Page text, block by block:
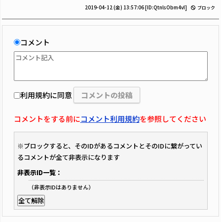
2019-04-12 (金) 13:57:06[ID:QtnlsObm4vI] ブロック
コメント
利用規約に同意
コメントをする前にコメント利用規約を参照してください
※ブロックすると、そのIDがあるコメントとそのIDに繋がってい
るコメントが全て非表示になります
非表示ID一覧：
（非表示IDはありません）
全て解除